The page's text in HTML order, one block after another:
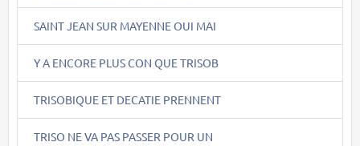
SAINT JEAN SUR MAYENNE OUI MAI
Y A ENCORE PLUS CON QUE TRISOB
TRISOBIQUE ET DECATIE PRENNENT
TRISO NE VA PAS PASSER POUR UN